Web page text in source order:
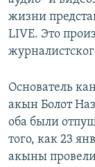
жизни
LIVE. Это
Основатель
акын Болот
оба были
того, как 23
акыны